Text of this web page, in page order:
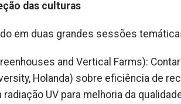
das culturas
em duas grandes sessões
and Vertical Farms):
Holanda) sobre eficiência de
UV para melhoria da